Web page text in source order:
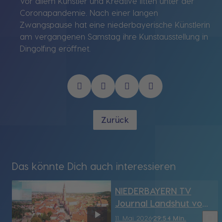
Coronapandemie. Nach einer langen
Zwangspause hat eine niederbayerische Künstlerin
am vergangenen Samstag ihre Kunstausstellung in
Dingolfing eröffnet.
Zurück
Das könnte Dich auch interessieren
11. Mai 202629:54 Min.
NIEDERBAYERN TV
Journal Landshut vom
11.05.2026